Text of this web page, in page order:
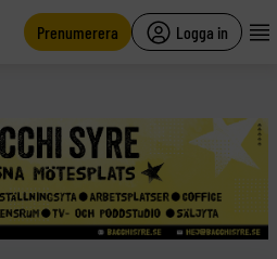
Prenumerera Logga in